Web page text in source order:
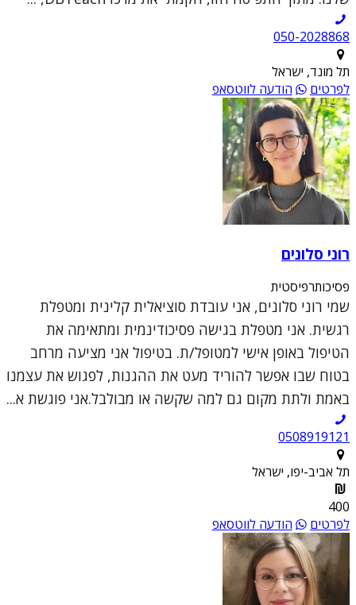
050-2028868
תל מונד, ישראל
לפרטים
הודעה לווטסאפ
רוני סלונים
פסיכותרפיסטית
שמי רוני סלונים, אני עובדת סוציאלית קלינית ומטפלת
רגשית. אני מטפלת בגישה פסיכודינמית ומתאימה את
הטיפול באופן אישי למטופל/ת. בטיפול אני מציעה מרחב
בטוח שבו אפשר להוריד מעט את ההגנות, לפגוש את עצמנו
באמת ולתת מקום גם למה שקשה או מבולבל.אני פוגשת א...
0508919121
תל אביב-יפו, ישראל
400
לפרטים
הודעה לווטסאפ